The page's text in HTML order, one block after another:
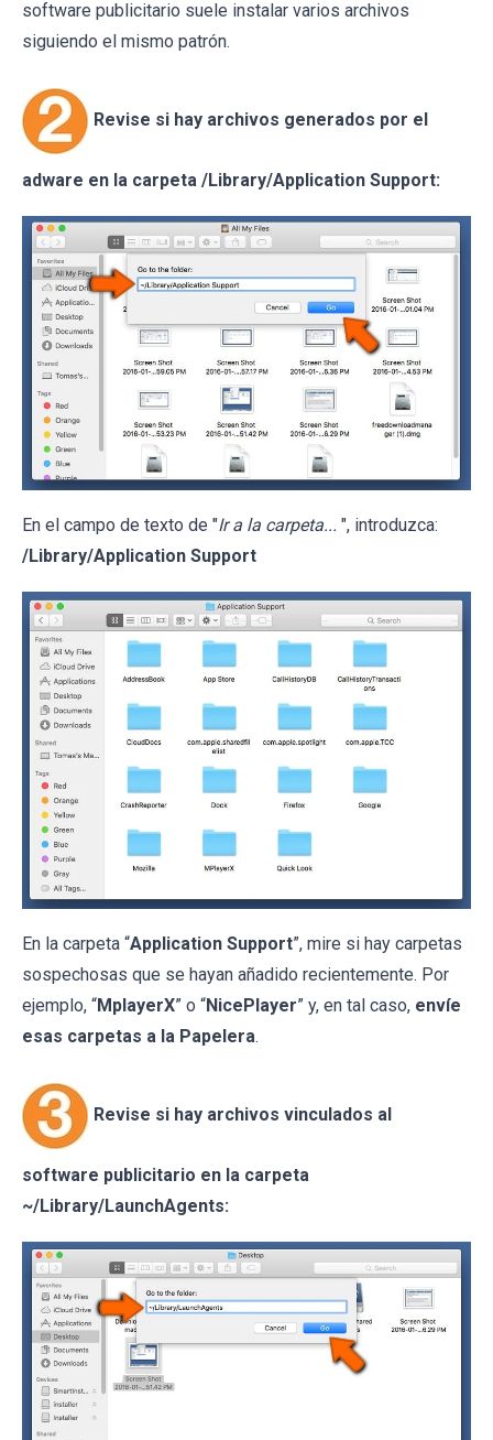
software publicitario suele instalar varios archivos
siguiendo el mismo patrón.
Revise si hay archivos generados por el
adware en la carpeta /Library/Application Support:
En el campo de texto de "Ir a la carpeta... ", introduzca:
/Library/Application Support
En la carpeta “Application Support”, mire si hay carpetas
sospechosas que se hayan añadido recientemente. Por
ejemplo, “MplayerX” o “NicePlayer” y, en tal caso, envíe
esas carpetas a la Papelera.
Revise si hay archivos vinculados al
software publicitario en la carpeta
~/Library/LaunchAgents: